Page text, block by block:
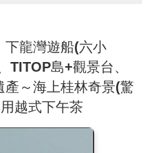
見底的河水可貔美九寨
獨立，舟子在山石間浮
，讓人覺得彷彿進入深
外桃源、清幽寧靜的幻夢
以世無爭與身體共譜出
岸時請注意個人安全，
下龍灣遊船(六小
TITOP島+觀景台、
產～海上桂林奇景(驚
越式下午茶